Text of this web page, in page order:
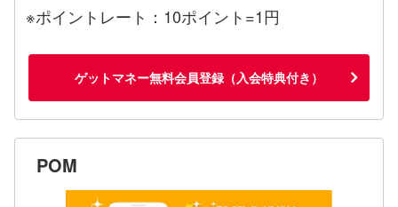
※ポイントレート：10ポイント=1円
ゲットマネー無料会員登録（入会特典付き）
POM